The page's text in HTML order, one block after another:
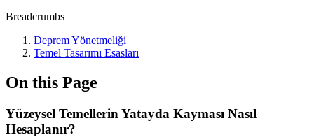
Breadcrumbs
Deprem Yönetmeliği
Temel Tasarımı Esasları
On this Page
Yüzeysel Temellerin Yatayda Kayması Nasıl
Hesaplanır?